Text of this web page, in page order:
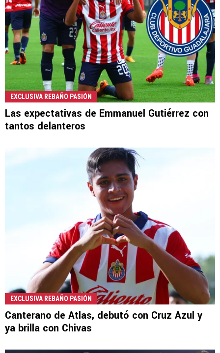
EXCLUSIVA REBAÑO PASIÓN
Las expectativas de Emmanuel Gutiérrez con
tantos delanteros
EXCLUSIVA REBAÑO PASIÓN
Canterano de Atlas, debutó con Cruz Azul y
ya brilla con Chivas